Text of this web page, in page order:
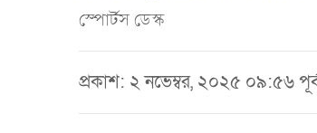
স্পোর্টস ডেস্ক
প্রকাশ: ২ নভেম্বর, ২০২৫ ০৯:৫৬